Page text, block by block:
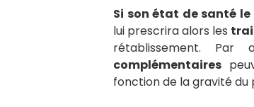
Si son état de santé le
lui prescrira alors les
rétablissement. Par
complémentaires
fonction de la gravité du